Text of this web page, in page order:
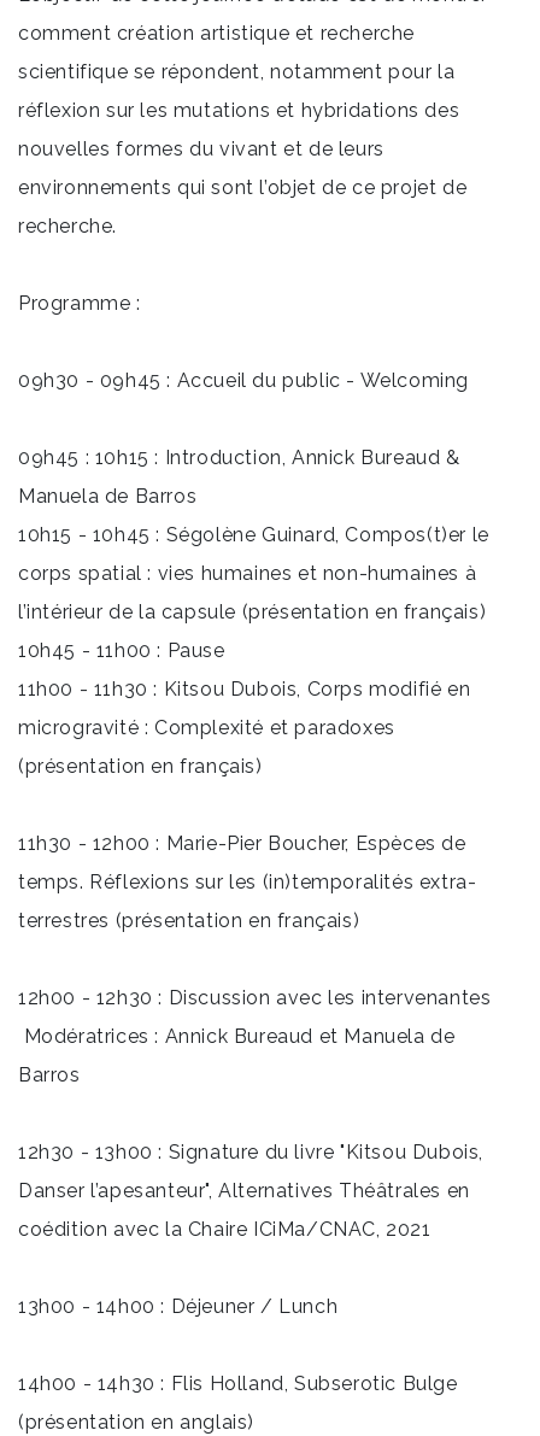
comment création artistique et recherche
scientifique se répondent, notamment pour la
réflexion sur les mutations et hybridations des
nouvelles formes du vivant et de leurs
environnements qui sont l’objet de ce projet de
recherche.
Programme :
09h30 - 09h45 : Accueil du public - Welcoming
09h45 : 10h15 : Introduction, Annick Bureaud &
Manuela de Barros
10h15 - 10h45 : Ségolène Guinard, Compos(t)er le
corps spatial : vies humaines et non-humaines à
l’intérieur de la capsule (présentation en français)
10h45 - 11h00 : Pause
11h00 - 11h30 : Kitsou Dubois, Corps modifié en
microgravité : Complexité et paradoxes
(présentation en français)
11h30 - 12h00 : Marie-Pier Boucher, Espèces de
temps. Réflexions sur les (in)temporalités extra-
terrestres (présentation en français)
12h00 - 12h30 : Discussion avec les intervenantes
Modératrices : Annick Bureaud et Manuela de
Barros
12h30 - 13h00 : Signature du livre "Kitsou Dubois,
Danser l’apesanteur", Alternatives Théâtrales en
coédition avec la Chaire ICiMa/CNAC, 2021
13h00 - 14h00 : Déjeuner / Lunch
14h00 - 14h30 : Flis Holland, Subserotic Bulge
(présentation en anglais)